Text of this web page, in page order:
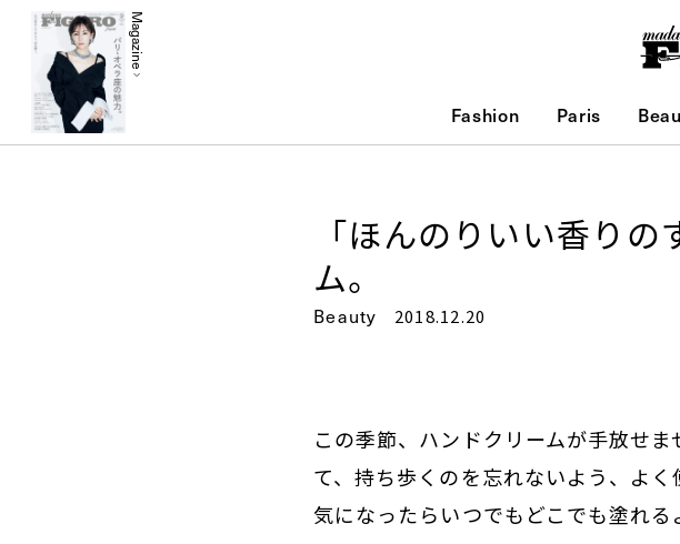
Magazine
Fashion Paris
「ほんのりいい香り
ム。
Beauty 2018.12.20
この季節、ハンドクリームが手放せ
て、持ち歩くのを忘れないよう、よ
気になったらいつでもどこでも塗れ